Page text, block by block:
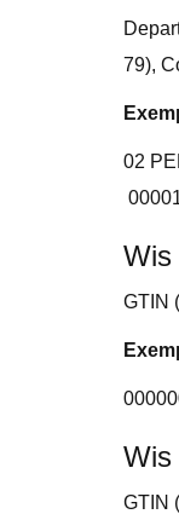
79),
02
Wis
GTIN
Wis
GTIN